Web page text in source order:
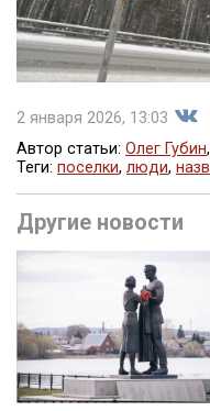
2 января 2026, 13:03
во
Автор статьи: Олег Губин
Теги: поселки, люди,
Другие новости